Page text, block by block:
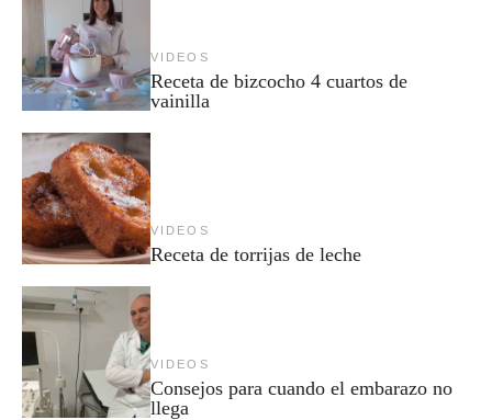
VIDEOS
Receta de bizcocho 4 cuartos de
vainilla
VIDEOS
Receta de torrijas de leche
VIDEOS
Consejos para cuando el embarazo no
llega